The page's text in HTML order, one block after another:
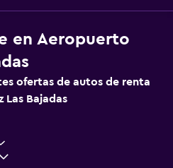
en Aeropuerto
ofertas de autos de renta
Las Bajadas